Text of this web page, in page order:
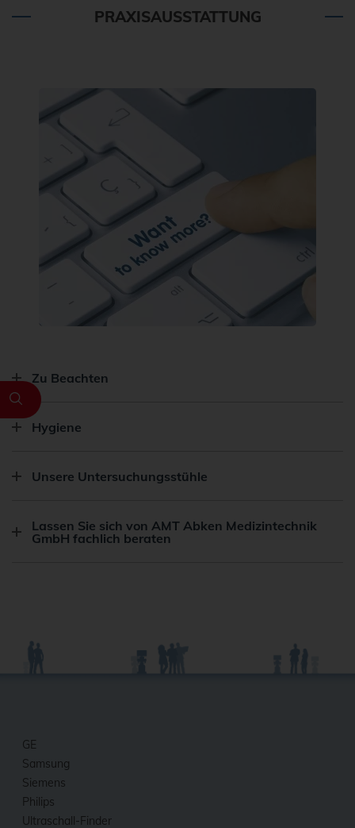
PRAXISAUSSTATTUNG
Zu Beachten
Hygiene
Unsere Untersuchungsstühle
Lassen Sie sich von AMT Abken Medizintechnik
GmbH fachlich beraten
GE
Samsung
Siemens
Philips
Ultraschall-Finder